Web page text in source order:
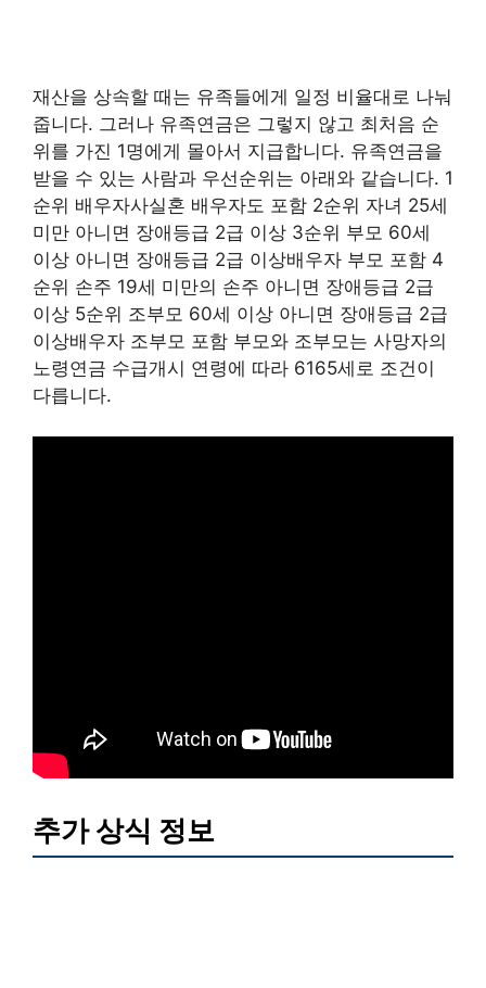
재산을 상속할 때는 유족들에게 일정 비율대로 나눠
줍니다. 그러나 유족연금은 그렇지 않고 최처음 순
위를 가진 1명에게 몰아서 지급합니다. 유족연금을
받을 수 있는 사람과 우선순위는 아래와 같습니다. 1
순위 배우자사실혼 배우자도 포함 2순위 자녀 25세
미만 아니면 장애등급 2급 이상 3순위 부모 60세
이상 아니면 장애등급 2급 이상배우자 부모 포함 4
순위 손주 19세 미만의 손주 아니면 장애등급 2급
이상 5순위 조부모 60세 이상 아니면 장애등급 2급
이상배우자 조부모 포함 부모와 조부모는 사망자의
노령연금 수급개시 연령에 따라 6165세로 조건이
다릅니다.
추가 상식 정보